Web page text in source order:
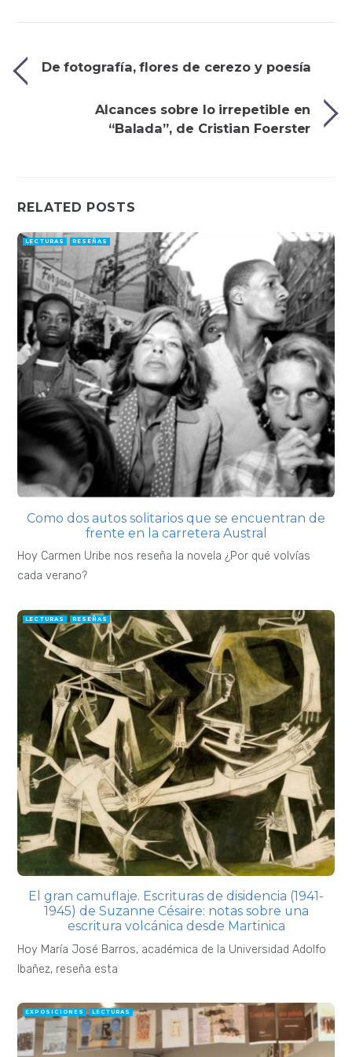
De fotografía, flores de cerezo y poesía
Alcances sobre lo irrepetible en
“Balada”, de Cristian Foerster
RELATED POSTS
LECTURAS RESEÑAS
Como dos autos solitarios que se encuentran de
frente en la carretera Austral
Hoy Carmen Uribe nos reseña la novela ¿Por qué volvías
cada verano?
LECTURAS RESEÑAS
El gran camuflaje. Escrituras de disidencia (1941-
1945) de Suzanne Césaire: notas sobre una
escritura volcánica desde Martinica
Hoy María José Barros, académica de la Universidad Adolfo
Ibañez, reseña esta
EXPOSICIONES LECTURAS